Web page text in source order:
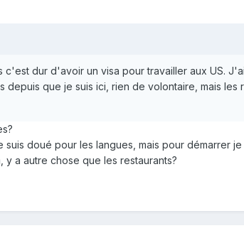
dur d'avoir un visa pour travailler aux US.
depuis que je suis ici, rien de volontaire, mais
suis doué pour les langues, mais pour démarrer
a autre chose que les restaurants?